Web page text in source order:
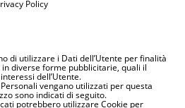
Policy
di utilizzare i Dati dell’Utente per finalità
diverse forme pubblicitarie, quali il
dell’Utente.
vengano utilizzati per questa
sono indicati di seguito.
potrebbero utilizzare Cookie per